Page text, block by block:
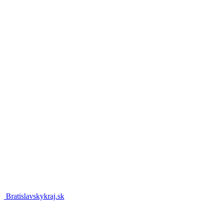
Bratislavskykraj.sk